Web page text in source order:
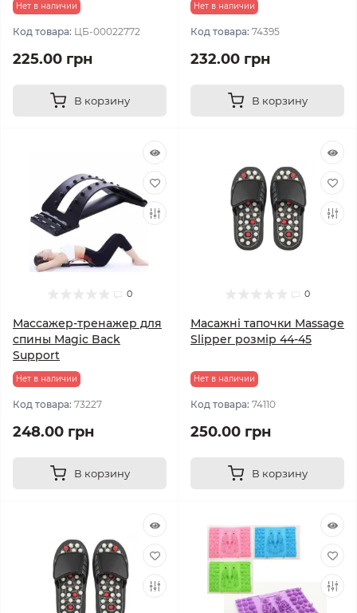
Нет в наличии
Код товара: ЦБ-00022772
225.00 грн
В корзину
Нет в наличии
Код товара: 74395
232.00 грн
В корзину
0
Массажер-тренажер для
спины Magic Back
Support
Нет в наличии
Код товара: 73227
248.00 грн
В корзину
0
Масажні тапочки Massage
Slipper розмір 44-45
Нет в наличии
Код товара: 74110
250.00 грн
В корзину